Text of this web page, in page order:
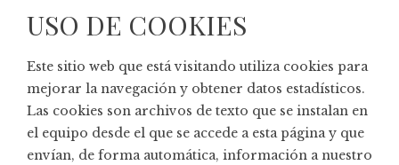
USO DE COOKIES
Este sitio web que está visitando utiliza cookies para
mejorar la navegación y obtener datos estadísticos.
Las cookies son archivos de texto que se instalan en
el equipo desde el que se accede a esta página y que
envían, de forma automática, información a nuestro